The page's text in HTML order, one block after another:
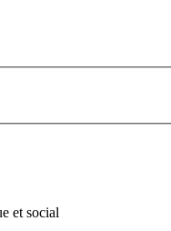
et social